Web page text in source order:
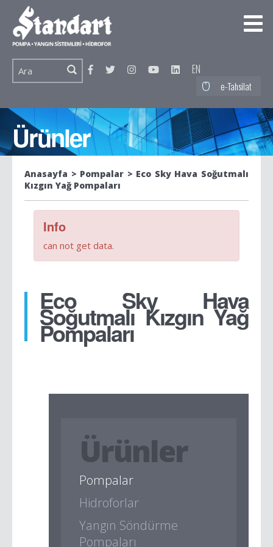
EN
e-Tahsilat
Ürünler
Anasayfa Pompalar
Eco Sky Hava Soğutmalı
Kızgın Yağ Pompaları
Info
can not get data.
Eco Sky Hava
Soğutmalı Kızgın Yağ
Pompaları
Ürünler
Pompalar
Hidroforlar
Yangın Söndürme
Pompaları